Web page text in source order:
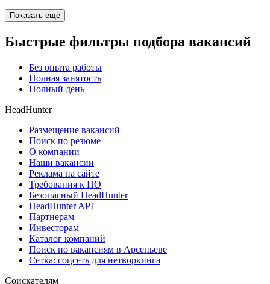
Показать ещё
Быстрые фильтры подбора вакансий
Без опыта работы
Полная занятость
Полный день
HeadHunter
Размещение вакансий
Поиск по резюме
О компании
Наши вакансии
Реклама на сайте
Требования к ПО
Безопасный HeadHunter
HeadHunter API
Партнерам
Инвесторам
Каталог компаний
Поиск по вакансиям в Арсеньеве
Сетка: соцсеть для нетворкинга
Соискателям